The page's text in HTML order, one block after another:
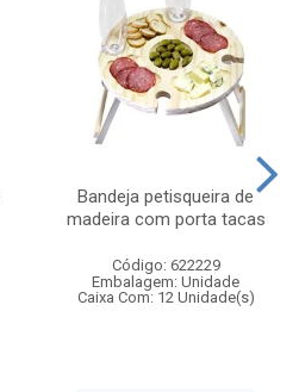
Bandeja petisqueira de
madeira com porta tacas
Código: 622229
Embalagem: Unidade
Caixa Com: 12 Unidade(s)